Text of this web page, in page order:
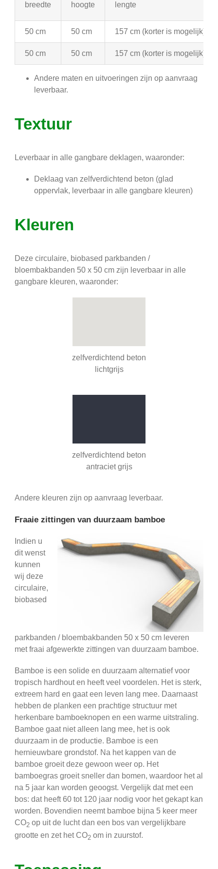
breedte hoogte lengte
50 cm 50 cm 157 cm (korter is mogelijk)
50 cm 50 cm 157 cm (korter is mogelijk)
Andere maten en uitvoeringen zijn op aanvraag
leverbaar.
Textuur
Leverbaar in alle gangbare deklagen, waaronder:
Deklaag van zelfverdichtend beton (glad
oppervlak, leverbaar in alle gangbare kleuren)
Kleuren
Deze circulaire, biobased parkbanden /
bloembakbanden 50 x 50 cm zijn leverbaar in alle
gangbare kleuren, waaronder:
zelfverdichtend beton
lichtgrijs
zelfverdichtend beton
antraciet grijs
Andere kleuren zijn op aanvraag leverbaar.
Fraaie zittingen van duurzaam bamboe
Indien u
dit wenst
kunnen
wij deze
circulaire,
biobased
parkbanden / bloembakbanden 50 x 50 cm leveren
met fraai afgewerkte zittingen van duurzaam bamboe.
Bamboe is een solide en duurzaam alternatief voor
tropisch hardhout en heeft veel voordelen. Het is sterk,
extreem hard en gaat een leven lang mee. Daarnaast
hebben de planken een prachtige structuur met
herkenbare bamboeknopen en een warme uitstraling.
Bamboe gaat niet alleen lang mee, het is ook
duurzaam in de productie. Bamboe is een
hernieuwbare grondstof. Na het kappen van de
bamboe groeit deze gewoon weer op. Het
bamboegras groeit sneller dan bomen, waardoor het al
na 5 jaar kan worden geoogst. Vergelijk dat met een
bos: dat heeft 60 tot 120 jaar nodig voor het gekapt kan
worden. Bovendien neemt bamboe bijna 5 keer meer
CO2 op uit de lucht dan een bos van vergelijkbare
grootte en zet het CO2 om in zuurstof.